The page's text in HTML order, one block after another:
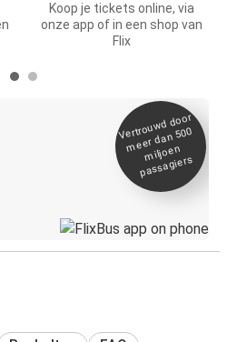
Koop je tickets online, via
onze app of in een shop van
Flix
Vertrou
wd door
meer dan 500
miljoen
passagiers